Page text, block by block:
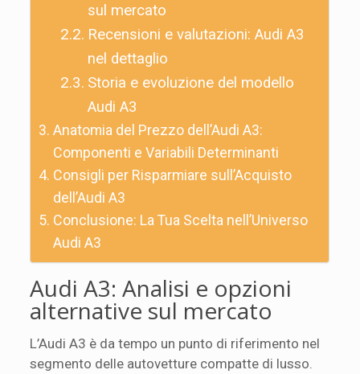
sul mercato
Recensioni e valutazioni: Audi A3
nel dettaglio
Storia e evoluzione del modello
Audi A3
Anatomia del Prezzo dell’Audi A3:
Componenti e Variabili Determinanti
Consigli per Risparmiare sull’Acquisto
dell’Audi A3
Conclusione: La Tua Scelta nell’Universo
Audi A3
Audi A3: Analisi e opzioni
alternative sul mercato
L’Audi A3 è da tempo un punto di riferimento nel
segmento delle autovetture compatte di lusso.